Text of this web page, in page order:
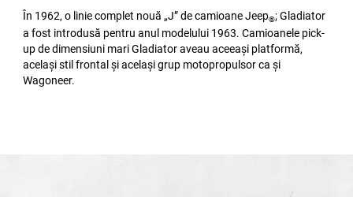
În 1962, o linie complet nouă „J” de camioane Jeep®; Gladiator
a fost introdusă pentru anul modelului 1963. Camioanele pick-
up de dimensiuni mari Gladiator aveau aceeași platformă,
același stil frontal și același grup motopropulsor ca și
Wagoneer.